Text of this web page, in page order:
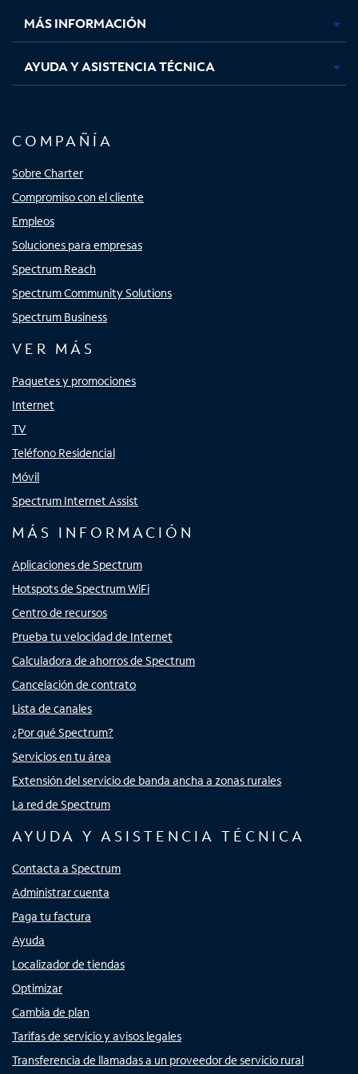
MÁS INFORMACIÓN
AYUDA Y ASISTENCIA TÉCNICA
COMPAÑÍA
Sobre Charter
Compromiso con el cliente
Empleos
Soluciones para empresas
Spectrum Reach
Spectrum Community Solutions
Spectrum Business
VER MÁS
Paquetes y promociones
Internet
TV
Teléfono Residencial
Móvil
Spectrum Internet Assist
MÁS INFORMACIÓN
Aplicaciones de Spectrum
Hotspots de Spectrum WiFi
Centro de recursos
Prueba tu velocidad de Internet
Calculadora de ahorros de Spectrum
Cancelación de contrato
Lista de canales
¿Por qué Spectrum?
Servicios en tu área
Extensión del servicio de banda ancha a zonas rurales
La red de Spectrum
AYUDA Y ASISTENCIA TÉCNICA
Contacta a Spectrum
Administrar cuenta
Paga tu factura
Ayuda
Localizador de tiendas
Optimizar
Cambia de plan
Tarifas de servicio y avisos legales
Transferencia de llamadas a un proveedor de servicio rural